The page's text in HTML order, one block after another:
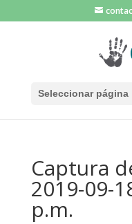
Seleccionar página
Captura
2019-09-
p.m.